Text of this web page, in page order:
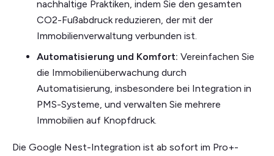
nachhaltige Praktiken, indem Sie den gesamten
CO2-Fußabdruck reduzieren, der mit der
Immobilienverwaltung verbunden ist.
Automatisierung und Komfort: Vereinfachen Sie
die Immobilienüberwachung durch
Automatisierung, insbesondere bei Integration in
PMS-Systeme, und verwalten Sie mehrere
Immobilien auf Knopfdruck.
Die Google Nest-Integration ist ab sofort im Pro+-